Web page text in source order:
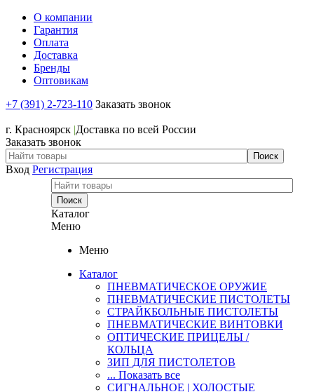
О компании
Гарантия
Оплата
Доставка
Бренды
Оптовикам
+7 (391) 2-723-110 Заказать звонок
г. Красноярск |Доставка по всей России
Заказать звонок
Вход Регистрация
Каталог
Меню
Меню
Каталог
ПНЕВМАТИЧЕСКОЕ ОРУЖИЕ
ПНЕВМАТИЧЕСКИЕ ПИСТОЛЕТЫ
СТРАЙКБОЛЬНЫЕ ПИСТОЛЕТЫ
ПНЕВМАТИЧЕСКИЕ ВИНТОВКИ
ОПТИЧЕСКИЕ ПРИЦЕЛЫ /
КОЛЬЦА
ЗИП ДЛЯ ПИСТОЛЕТОВ
... Показать все
СИГНАЛЬНОЕ | ХОЛОСТЫЕ